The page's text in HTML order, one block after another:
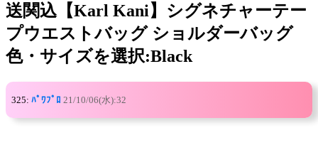
送関込【Karl Kani】シグネチャーテー
プウエストバッグ ショルダーバッグ
色・サイズを選択:Black
325: ﾊﾟﾜﾌﾟﾛ 21/10/06(水):32